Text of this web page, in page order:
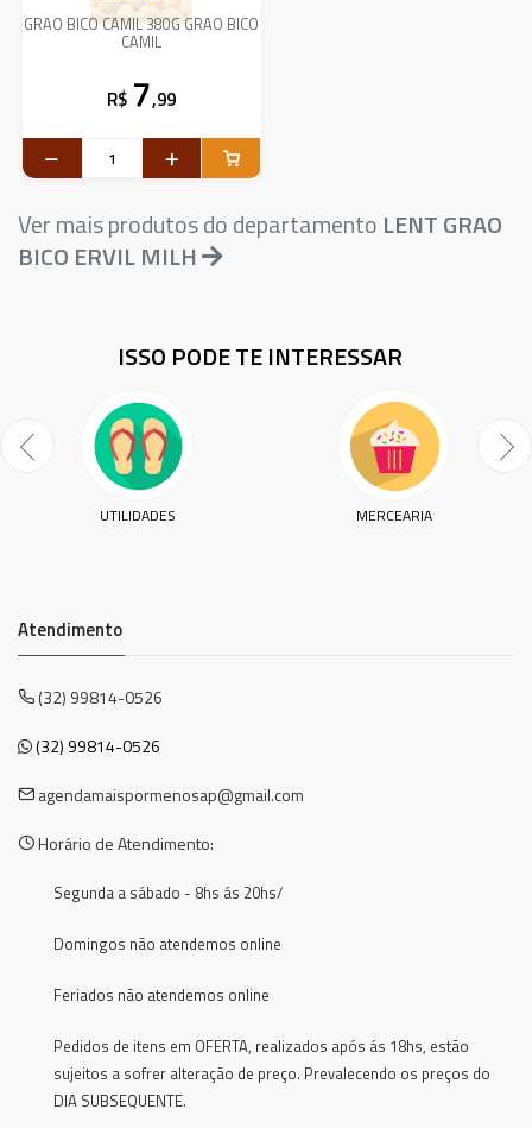
GRAO BICO CAMIL 380G GRAO BICO
CAMIL
R$ 7,99
Ver mais produtos do departamento LENT GRAO
BICO ERVIL MILH
ISSO PODE TE INTERESSAR
UTILIDADES MERCEARIA
Atendimento
(32) 99814-0526
(32) 99814-0526
agendamaispormenosap@gmail.com
Horário de Atendimento:
Segunda a sábado - 8hs ás 20hs/
Domingos não atendemos online
Feriados não atendemos online
Pedidos de itens em OFERTA, realizados após ás 18hs, estão
sujeitos a sofrer alteração de preço. Prevalecendo os preços do
DIA SUBSEQUENTE.